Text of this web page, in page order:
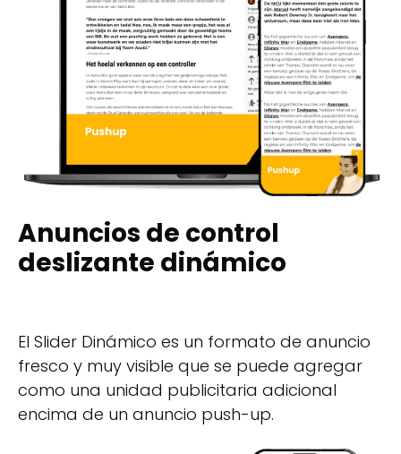
Anuncios de control
deslizante dinámico
El Slider Dinámico es un formato de anuncio
fresco y muy visible que se puede agregar
como una unidad publicitaria adicional
encima de un anuncio push-up.